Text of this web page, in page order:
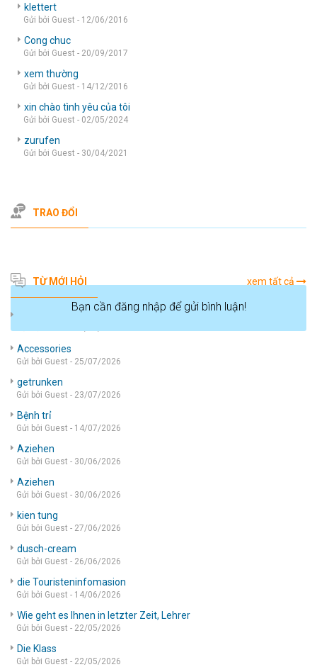
klettert
Gửi bởi Guest - 12/06/2016
Cong chuc
Gửi bởi Guest - 20/09/2017
xem thường
Gửi bởi Guest - 14/12/2016
xin chào tình yêu của tôi
Gửi bởi Guest - 02/05/2024
zurufen
Gửi bởi Guest - 30/04/2021
TRAO ĐỔI
Bạn cần đăng nhập để gửi bình luận!
TỪ MỚI HỎI xem tất cả
Accessories
Gửi bởi Guest - 25/07/2026
getrunken
Gửi bởi Guest - 23/07/2026
Bệnh trỉ
Gửi bởi Guest - 14/07/2026
Aziehen
Gửi bởi Guest - 30/06/2026
Aziehen
Gửi bởi Guest - 30/06/2026
kien tung
Gửi bởi Guest - 27/06/2026
dusch-cream
Gửi bởi Guest - 26/06/2026
die Touristeninfomasion
Gửi bởi Guest - 14/06/2026
Wie geht es Ihnen in letzter Zeit, Lehrer
Gửi bởi Guest - 22/05/2026
Die Klass
Gửi bởi Guest - 22/05/2026